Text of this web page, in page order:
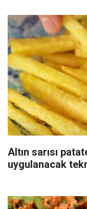
Altın sarısı
uygulanacak